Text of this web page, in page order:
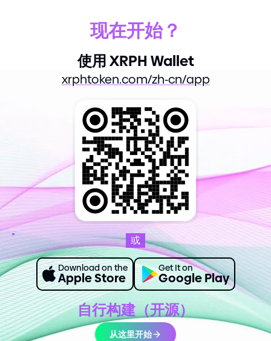
现在开始？
使用 XRPH Wallet
xrphtoken.com/zh-cn/app
或
Download on the
Apple Store
Get It on
Google Play
自行构建（开源）
从这里开始